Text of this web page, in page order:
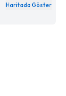
Haritada Göster